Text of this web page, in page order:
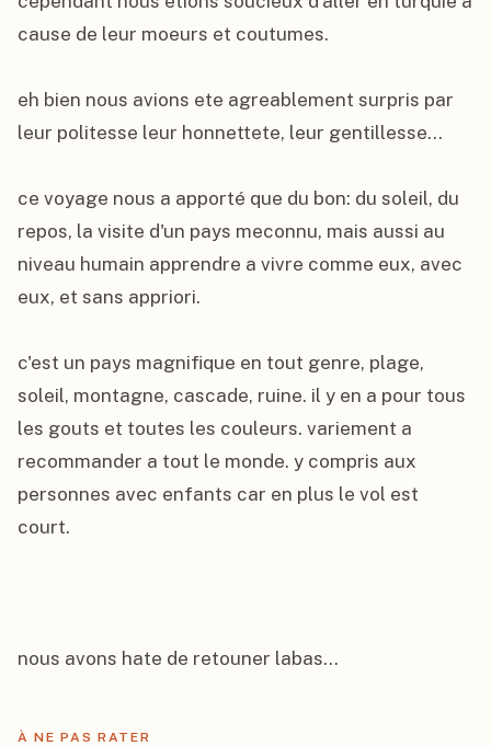
cause de leur moeurs et coutumes.
eh bien nous avions ete agreablement surpris par
leur politesse leur honnettete, leur gentillesse...
ce voyage nous a apporté que du bon: du soleil, du
repos, la visite d'un pays meconnu, mais aussi au
niveau humain apprendre a vivre comme eux, avec
eux, et sans appriori.
c'est un pays magnifique en tout genre, plage,
soleil, montagne, cascade, ruine. il y en a pour tous
les gouts et toutes les couleurs. variement a
recommander a tout le monde. y compris aux
personnes avec enfants car en plus le vol est
court.
nous avons hate de retouner labas...
À NE PAS RATER